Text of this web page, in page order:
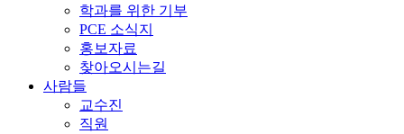
학과를 위한 기부
PCE 소식지
홍보자료
찾아오시는길
사람들
교수진
직원